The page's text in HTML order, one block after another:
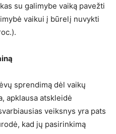
su galimybe vaiką pavežti
vaikui į būrelį nuvykti
sprendimą dėl vaikų
apklausa atskleidė
veiksnys yra pats
kad jų pasirinkimą